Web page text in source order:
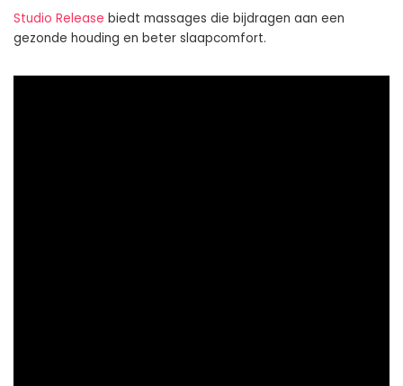
Studio Release biedt massages die bijdragen aan een
gezonde houding en beter slaapcomfort.